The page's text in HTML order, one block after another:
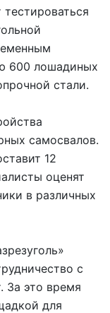
600 лошадиных
стали.
самосвалов.
12
оценят
в различных
с
За это время
для